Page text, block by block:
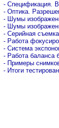
- Спецификация.
- Оптика.
- Шумы
- Шумы
- Серийная
- Работа
- Система
- Работа баланса
- Примеры
- Итоги